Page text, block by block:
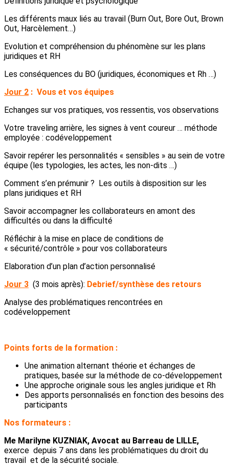
Les différents maux liés au travail (Burn Out, Bore Out, Brown
Out, Harcèlement…)
Evolution et compréhension du phénomène sur les plans
juridiques et RH
Les conséquences du BO (juridiques, économiques et Rh …)
Jour 2 : Vous et vos équipes
Echanges sur vos pratiques, vos ressentis, vos observations
Votre traveling arrière, les signes à vent coureur … méthode
employée : codéveloppement
Savoir repérer les personnalités « sensibles » au sein de votre
équipe (les typologies, les actes, les non-dits …)
Comment s’en prémunir ? Les outils à disposition sur les
plans juridiques et RH
Savoir accompagner les collaborateurs en amont des
difficultés ou dans la difficulté
Réfléchir à la mise en place de conditions de
« sécurité/contrôle » pour vos collaborateurs
Elaboration d’un plan d’action personnalisé
Jour 3 (3 mois après): Debrief/synthèse des retours
Analyse des problématiques rencontrées en
codéveloppement
Points forts de la formation :
Une animation alternant théorie et échanges de
pratiques, basée sur la méthode de co-développement
Une approche originale sous les angles juridique et Rh
Des apports personnalisés en fonction des besoins des
participants
Nos formateurs :
Me Marilyne KUZNIAK, Avocat au Barreau de LILLE,
exerce depuis 7 ans dans les problématiques du droit du
travail et de la sécurité sociale.